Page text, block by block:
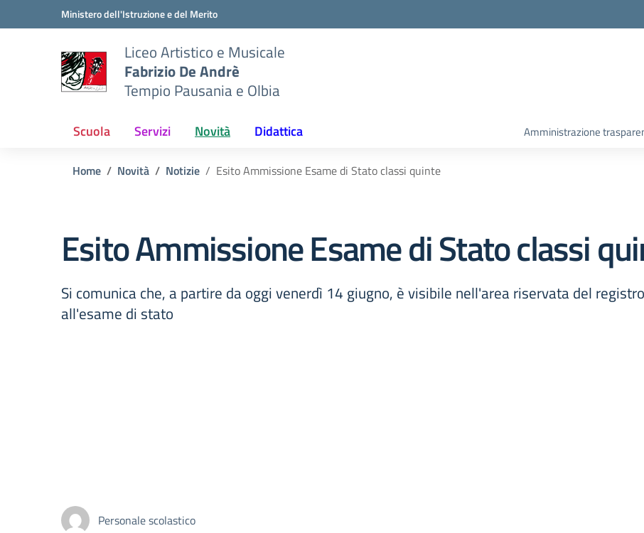
Vai ai contenuti
Vai al menu di navigazioneMinistero dell'Istruzione e del Merito
Liceo Artistico e Musicale
Fabrizio De Andrè
Tempio Pausania e Olbia
Scuola Servizi Novità Didattica Amministrazione
Home Novità Notizie Esito Ammissione Esame di Stato classi quinte
Esito Ammissione Esame di Stato classi
Si comunica che, a partire da oggi venerdì 14 giugno, è visibile nell'area riservata del
all'esame di stato
Personale scolastico